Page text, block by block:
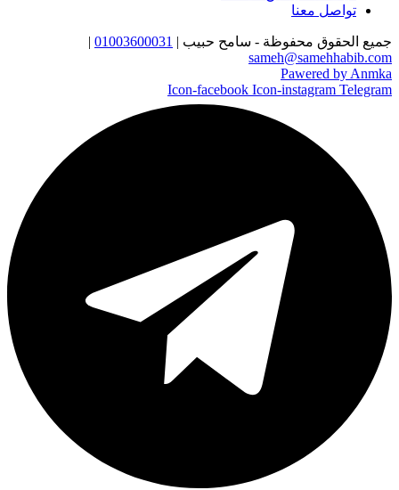
تواصل معنا
جميع الحقوق محفوظة - سامح حبيب | 01003600031
|
sameh@samehhabib.com
Pawered by Anmka
Icon-facebook Icon-instagram Telegram